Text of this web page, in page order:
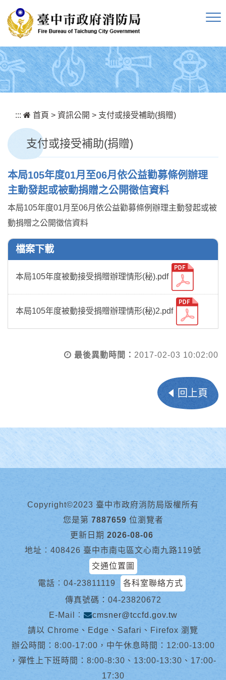
::: 首頁 > 資訊公開 > 支付或接受補助(捐贈)
支付或接受補助(捐贈)
本局105年度01月至06月依公益勸募條例辦理
主動發起或被動捐贈之公開徵信資料
本局105年度01月至06月依公益勸募條例辦理主動發起或被
動捐贈之公開徵信資料
檔案下載
本局105年度被動接受捐贈辦理情形(秘).pdf
本局105年度被動接受捐贈辦理情形(秘)2.pdf
最後異動時間： 2017-02-03 10:02:00
回上頁
Copyright©2023 臺中市政府消防局版權所有
您是第 7887659 位瀏覽者
更新日期 2026-08-06
地址︰408426 臺中市南屯區文心南九路119號
交通位置圖
電話︰ 04-23811119
各科室聯絡方式
傳真號碼：04-23820672
E-Mail︰
cmsner@tccfd.gov.tw
請以 Chrome、Edge、Safari、Firefox 瀏覽
辦公時間：8:00-17:00，中午休息時間：12:00-13:00
，彈性上下班時間：8:00-8:30、13:00-13:30、17:00-
17:30